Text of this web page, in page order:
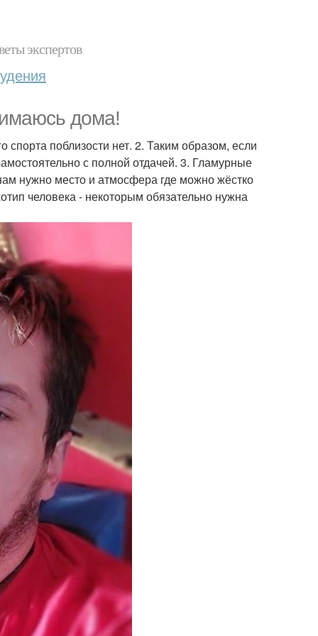
экспертов
дома!
спорта поблизости нет. 2. Таким образом, если
с полной отдачей. 3. Гламурные
нужно место и атмосфера где можно жёстко
человека - некоторым обязательно нужна